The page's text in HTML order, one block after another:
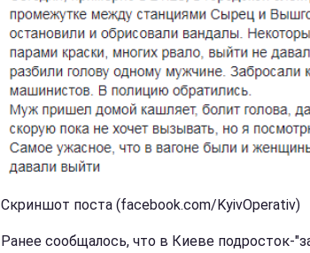
Скриншот поста (facebook.com/KyivOperativ)
Ранее сообщалось, что в Киеве подросток-